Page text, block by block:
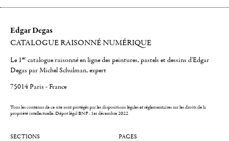
Edgar Degas
CATALOGUE RAISONNÉ NUMÉRIQUE
Le 1er catalogue raisonné en ligne des peintures, pastels et dessins d'Edgar
Degas par Michel Schulman, expert
75014 Paris - France
Tous les contenus de ce site sont protégés par les dispositions légales et réglementaires sur les droits de la
propriété intellectuelle.Dépot légal BNF : 1er décembre 2022
SECTIONS PAGES